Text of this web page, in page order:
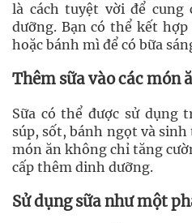
là cách tuyệt vời để cung
dưỡng. Bạn có thể kết
hoặc bánh mì để có bữa
Thêm sữa vào các món
Sữa có thể được sử dụng
súp, sốt, bánh ngọt và sinh
món ăn không chỉ tăng
cấp thêm dinh dưỡng.
Sử dụng sữa như một